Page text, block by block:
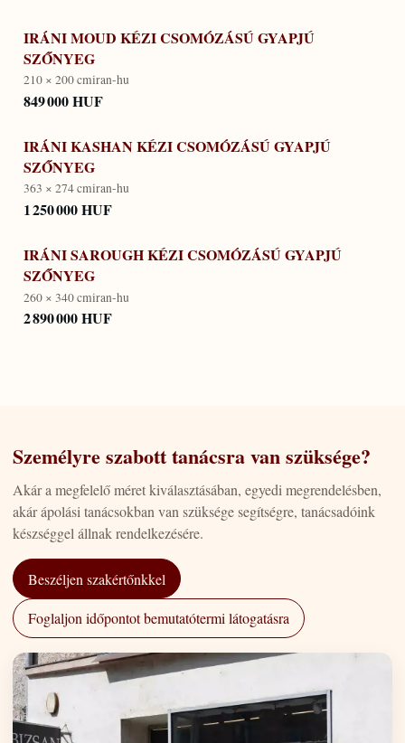
IRÁNI MOUD KÉZI CSOMÓZÁSÚ GYAPJÚ
SZŐNYEG
210 × 200 cmiran-hu
849 000 HUF
IRÁNI KASHAN KÉZI CSOMÓZÁSÚ GYAPJÚ
SZŐNYEG
363 × 274 cmiran-hu
1 250 000 HUF
IRÁNI SAROUGH KÉZI CSOMÓZÁSÚ GYAPJÚ
SZŐNYEG
260 × 340 cmiran-hu
2 890 000 HUF
Személyre szabott tanácsra van szüksége?
Akár a megfelelő méret kiválasztásában, egyedi megrendelésben,
akár ápolási tanácsokban van szüksége segítségre, tanácsadóink
készséggel állnak rendelkezésére.
Beszéljen szakértőnkkel
Foglaljon időpontot bemutatótermi látogatásra